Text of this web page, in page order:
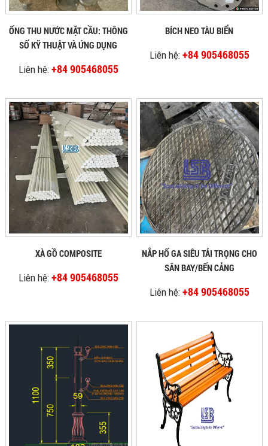
ỐNG THU NƯỚC MẶT CẦU: THÔNG
SỐ KỸ THUẬT VÀ ỨNG DỤNG
Liên hệ: +84 905468055
BÍCH NEO TÀU BIỂN
Liên hệ: +84 905468055
XÀ GỒ COMPOSITE
Liên hệ: +84 905468055
NẮP HỐ GA SIÊU TẢI TRỌNG CHO
SÂN BAY/BẾN CẢNG
Liên hệ: +84 905468055